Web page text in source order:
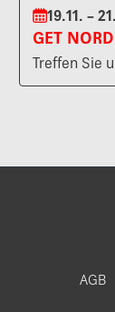
19.11. –
GET
Treffen Sie
AGB